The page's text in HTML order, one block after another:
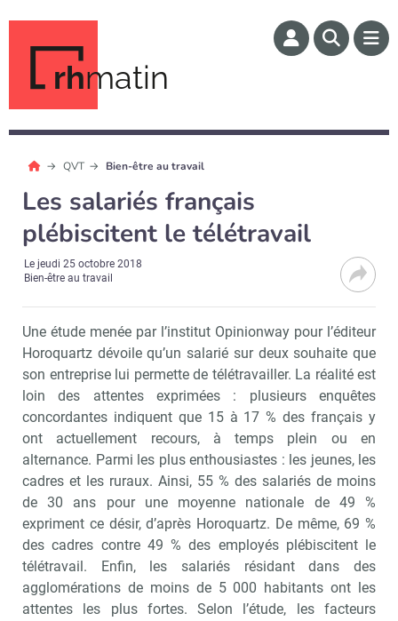
rhmatin
QVT Bien-être au travail
Les salariés français
plébiscitent le télétravail
Lejeudi 25 octobre 2018
Bien-être au travail
Une étude menée par l’institut Opinionway pour l’éditeur
Horoquartz dévoile qu’un salarié sur deux souhaite que
son entreprise lui permette de télétravailler. La réalité est
loin des attentes exprimées : plusieurs enquêtes
concordantes indiquent que 15 à 17 % des français y
ont actuellement recours, à temps plein ou en
alternance. Parmi les plus enthousiastes : les jeunes, les
cadres et les ruraux. Ainsi, 55 % des salariés de moins
de 30 ans pour une moyenne nationale de 49 %
expriment ce désir, d’après Horoquartz. De même, 69 %
des cadres contre 49 % des employés plébiscitent le
télétravail. Enfin, les salariés résidant dans des
agglomérations de moins de 5 000 habitants ont les
attentes les plus fortes. Selon l’étude, les facteurs